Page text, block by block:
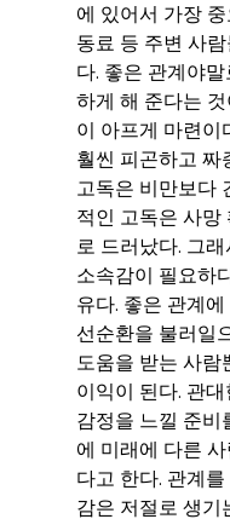
에 있어서 가장 중
동료 등 주변 사람
다. 좋은 관계야
하게 해 준다는
이 아프게 마련이
훨씬 피곤하고 짜
고독은 비만보다
적인 고독은 사망
로 드러났다. 그
소속감이 필요하
유다. 좋은 관계
선순환을 불러일
도움을 받는 사람
이익이 된다. 관
감정을 느낄 준비
에 미래에 다른
다고 한다. 관계
감은 저절로 생기